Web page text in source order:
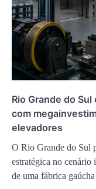
Rio Grande do
com
elevadores
O Rio Grande do Sul
estratégica no
de uma fábrica